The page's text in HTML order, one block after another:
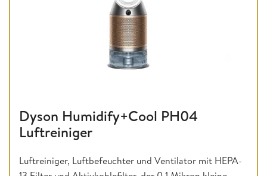
Dyson Humidify+Cool PH04
Luftreiniger
Luftreiniger, Luftbefeuchter und Ventilator mit HEPA-